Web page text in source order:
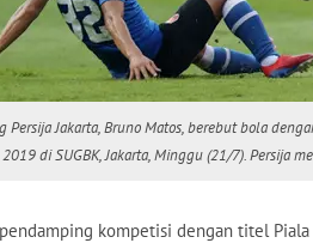
Persija Jakarta, Bruno Matos, berebut bola
di SUGBK, Jakarta, Minggu (21/7). Persija
kompetisi dengan titel